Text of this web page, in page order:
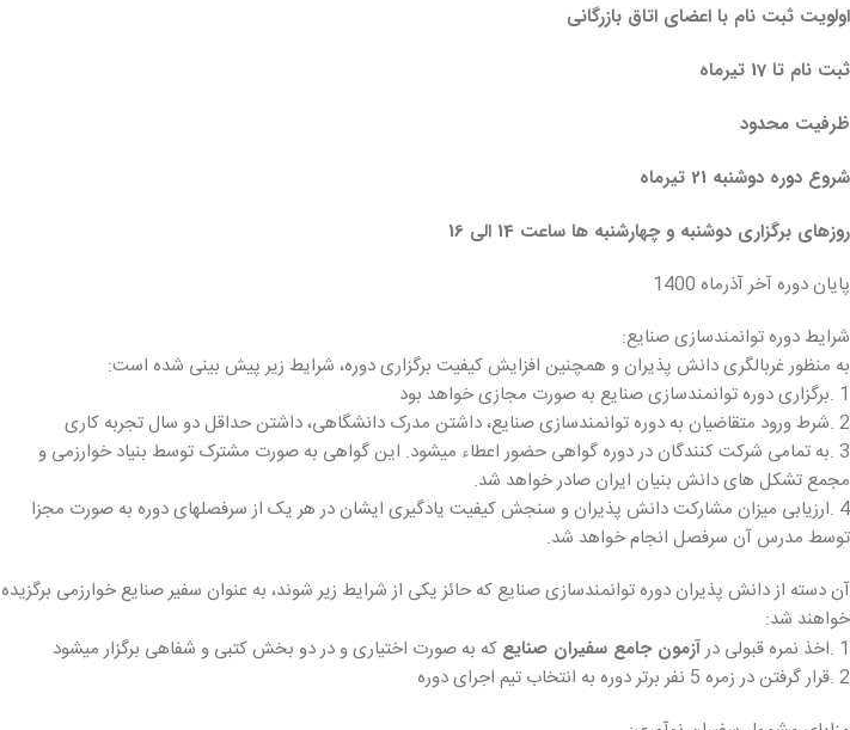
اولویت ثبت نام با اعضای اتاق بازرگانی
ثبت نام تا 17 تیرماه
ظرفیت محدود
شروع دوره دوشنبه 21 تیرماه
روزهای برگزاری دوشنبه و چهارشنبه ها ساعت 14 الی 16
پایان دوره آخر آذرماه 1400
شرایط دوره توانمندسازی صنایع:
به منظور غربالگری دانش پذیران و همچنین افزایش کیفیت برگزاری دوره، شرایط زیر پیش بینی شده است:
1 .برگزاری دوره توانمندسازی صنایع به صورت مجازی خواهد بود
2 .شرط ورود متقاضیان به دوره توانمندسازی صنایع، داشتن مدرک دانشگاهی، داشتن حداقل دو سال تجربه کاری
3 .به تمامی شرکت کنندگان در دوره گواهی حضور اعطاء میشود. این گواهی به صورت مشترک توسط بنیاد خوارزمی و
مجمع تشکل های دانش بنیان ایران صادر خواهد شد.
4 .ارزیابی میزان مشارکت دانش پذیران و سنجش کیفیت یادگیری ایشان در هر یک از سرفصلهای دوره به صورت مجزا
توسط مدرس آن سرفصل انجام خواهد شد.
آن دسته از دانش پذیران دوره توانمندسازی صنایع که حائز یکی از شرایط زیر شوند، به عنوان سفیر صنایع خوارزمی برگزیده
خواهند شد:
1 .اخذ نمره قبولی در
آزمون جامع سفیران صنایع که به صورت اختیاری و در دو بخش کتبی و شفاهی برگزار میشود
2 .قرار گرفتن در زمره 5 نفر برتر دوره به انتخاب تیم اجرای دوره